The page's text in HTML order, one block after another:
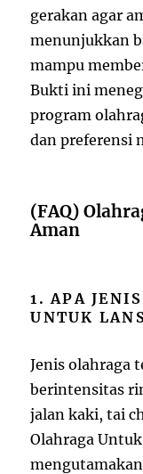
gerakan agar
menunjukkan
mampu
Bukti ini
program
dan preferensi
(FAQ)
Aman
1. APA
UNTUK
Jenis olahraga
berintensitas
jalan kaki, tai
Olahraga